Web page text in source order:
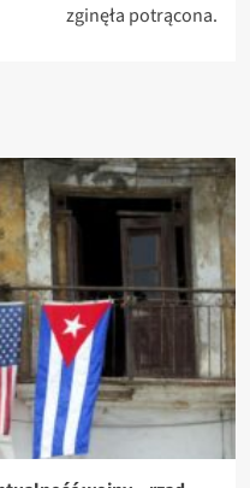
zginęła potrącona.